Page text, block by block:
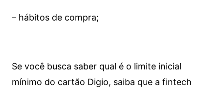
– hábitos de compra;
Se você busca saber qual é o limite inicial
mínimo do cartão Digio, saiba que a fintech